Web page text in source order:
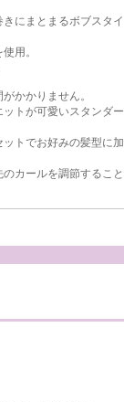
にまとまるボブスタイ
用。
かかりません。
トが可愛いスタンダー
トでお好みの髪型に加
カールを調節すること